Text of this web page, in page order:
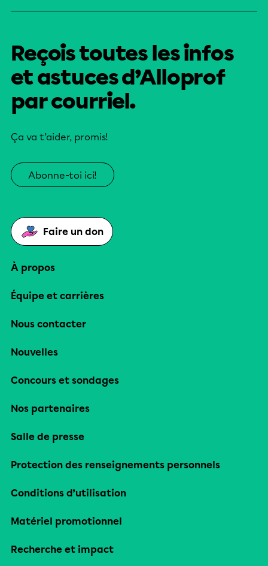
Reçois toutes les infos
et astuces d’Alloprof
par courriel.
Ça va t’aider, promis!
Abonne-toi ici!
Faire un don
À propos
Équipe et carrières
Nous contacter
Nouvelles
Concours et sondages
Nos partenaires
Salle de presse
Protection des renseignements personnels
Conditions d’utilisation
Matériel promotionnel
Recherche et impact